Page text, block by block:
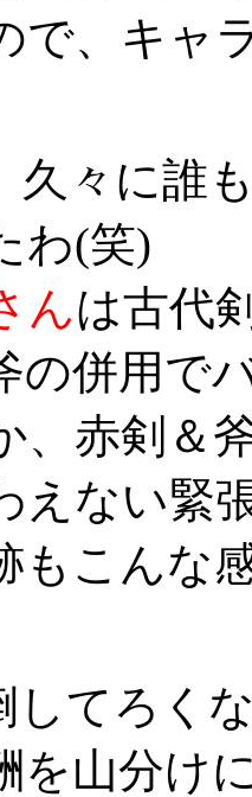
で、キャ
久々に誰
わ(笑)
んは古代
の併用で
、赤剣＆
えない緊
もこんな
してろく
を山分け